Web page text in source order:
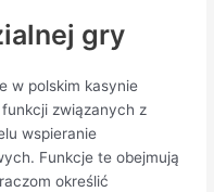
gry
w polskim kasynie
związanych z
wspieranie
Funkcje te obejmują
określić